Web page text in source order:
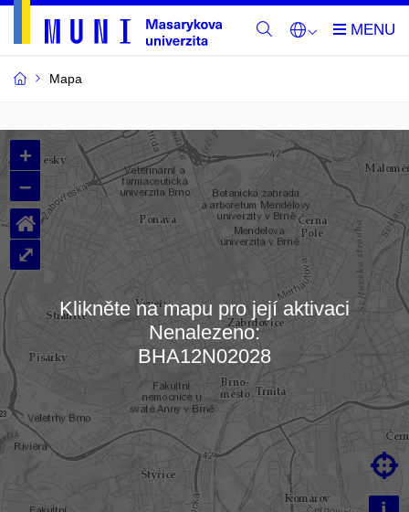
Mapa
Budovy
a
místnosti
MU
Načítám mapu…
+
–

⌂
⤢
Klikněte na mapu pro její aktivaci
Nenalezeno:
BHA12N02028